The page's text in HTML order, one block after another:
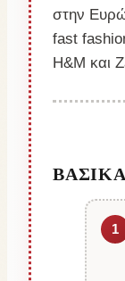
στην
fast
H&M και
1